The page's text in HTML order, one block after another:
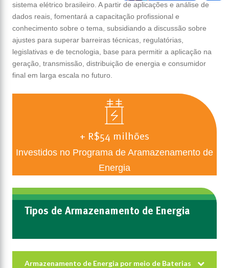
sistema elétrico brasileiro. A partir de aplicações e análise de
dados reais, fomentará a capacitação profissional e
conhecimento sobre o tema, subsidiando a discussão sobre
ajustes para superar barreiras técnicas, regulatórias,
legislativas e de tecnologia, base para permitir a aplicação na
geração, transmissão, distribuição de energia e consumidor
final em larga escala no futuro.
+ R$54 milhões
Investidos no Programa de Aramazenamento de
Energia
Tipos de Armazenamento de Energia
Armazenamento de Energia por meio de Baterias